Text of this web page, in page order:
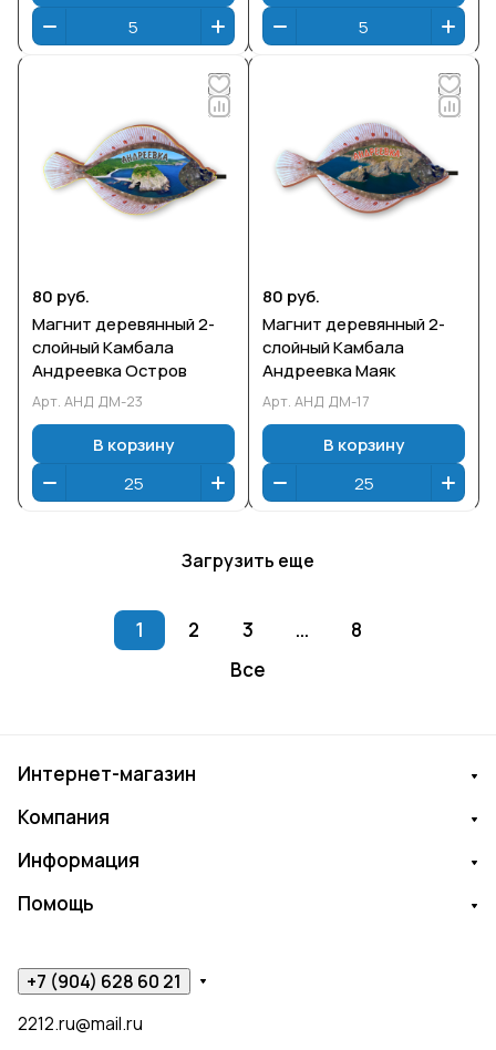
80 руб.
Магнит деревянный 2-
слойный Камбала
Андреевка Остров
Арт. АНД ДМ-23
В корзину
80 руб.
Магнит деревянный 2-
слойный Камбала
Андреевка Маяк
Арт. АНД ДМ-17
В корзину
Загрузить еще
1 2 3 ...
8
Все
Интернет-магазин
Компания
Информация
Помощь
+7 (904) 628 60 21
2212.ru@mail.ru